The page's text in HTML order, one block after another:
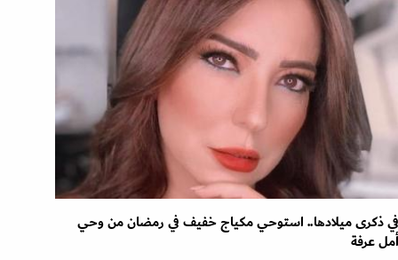
في ذكرى ميلادها.. استوحي مكياج خفيف في رمضان من وحي
أمل عرفة